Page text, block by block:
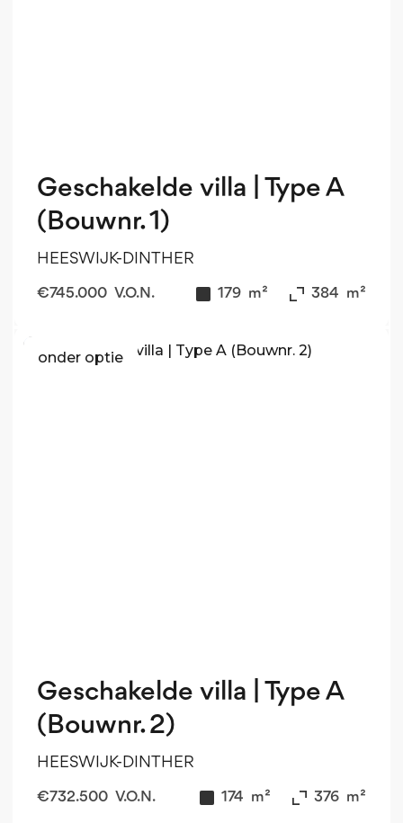
Geschakelde villa | Type A
(Bouwnr. 1)
HEESWIJK-DINTHER
€745.000 V.O.N. 179 m² 384 m²
onder optie
Geschakelde villa | Type A
(Bouwnr. 2)
HEESWIJK-DINTHER
€732.500 V.O.N. 174 m² 376 m²